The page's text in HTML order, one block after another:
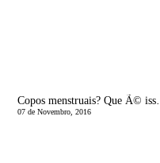
Copos menstruais? Que
07 de Novembro, 2016